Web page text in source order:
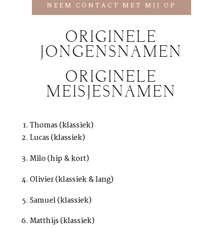
NEEM CONTACT MET MIJ OP
ORIGINELE
JONGENSNAMEN
ORIGINELE
MEISJESNAMEN
Thomas (klassiek)
Lucas (klassiek)
Milo (hip & kort)
Olivier (klassiek & lang)
Samuel (klassiek)
Matthijs (klassiek)